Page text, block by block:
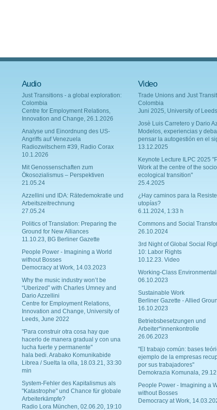
Audio
Just Transitions - a global exploration:
Colombia
Centre for Employment Relations,
Innovation and Change, 26.1.2026
Analyse und Einordnung des US-
Angriffs auf Venezuela
Radiozwitschern #39, Radio Corax
10.1.2026
Mit Genossenschaften zum
Ökosozialismus – Perspektiven
21.05.24
Azzellini und IDA: Rätedemokratie und
Arbeitszeitrechnung
27.05.24
Politics of Translation: Preparing the
Ground for New Alliances
11.10.23, BG Berliner Gazette
People Power - Imagining a World
without Bosses
Democracy at Work, 14.03.2023
Why the music industry won’t be
“Uberized” with Charles Umney and
Dario Azzellini
Centre for Employment Relations,
Innovation and Change, University of
Leeds, June 2022
"Para construir otra cosa hay que
hacerlo de manera gradual y con una
lucha fuerte y permanente"
hala bedi. Arabako Komunikabide
Librea / Suelta la olla, 18.03.21, 33:30
min
System-Fehler des Kapitalismus als
"Katastrophe" und Chance für globale
Arbeiterkämpfe?
Radio Lora München, 02.06.20, 19:10
Video
Trade Unions and Just
Colombia
Juni 2025, University of Leeds
Josè Luis Carretero y Dario
Modelos, experiencias y
pensar la autogestión en el
13.12.2025
Keynote Lecture ILPC 2025
Work at the centre of the
ecological transition"
25.4.2025
¿Hay caminos para la
utopías?
6.11.2024, 1:33 h
Commons and Social
26.10.2024
3rd Night of Global Social
10: Labor Rights
10.12.23. Video
Working-Class
06.10.2023
Sustainable Work
Berliner Gazette - Allied
16.10.2023
Betriebsbesetzungen und
Arbeiter*innenkontrolle
26.06.2023
"El trabajo común: bases
ejemplo de la empresas
por sus trabajadores"
Demokrazia Komunala,
People Power - Imagining a
without Bosses
Democracy at Work,